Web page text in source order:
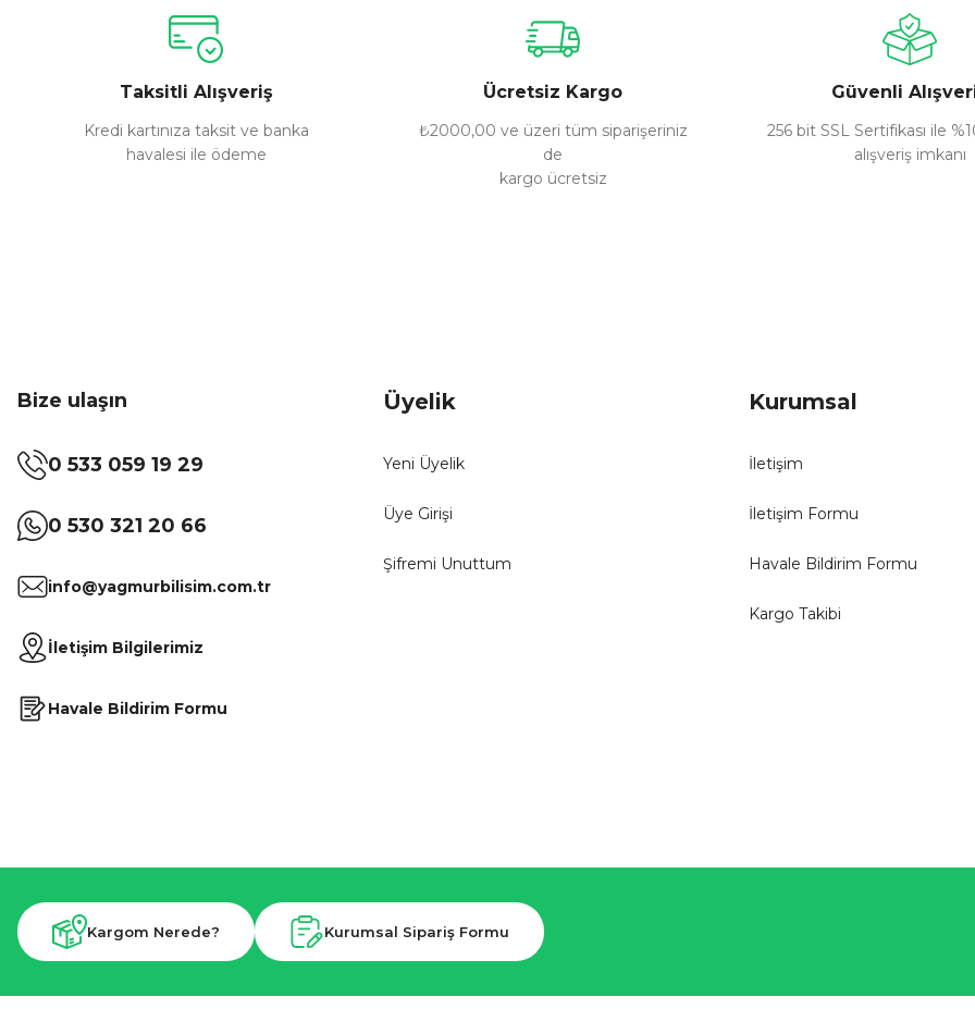
Ürün açıklamasında eksik bilgiler bulunuyor.
Ürün bilgilerinde hatalar bulunuyor.
Ürün fiyatı diğer sitelerden daha pahalı.
Bu ürüne benzer farklı alternatifler olmalı.
Taksitli Alışveriş
Kredi kartınıza taksit ve banka
havalesi ile ödeme
Ücretsiz Kargo
₺2000,00 ve üzeri tüm siparişeriniz
de
kargo ücretsiz
Güvenli
256 bit SSL Sertifikası ile
alışveriş imkanı
Bize ulaşın
0 533 059 19 29
0 530 321 20 66
info@yagmurbilisim.com.tr
İletişim Bilgilerimiz
Havale Bildirim Formu
Üyelik
Yeni Üyelik
Üye Girişi
Şifremi Unuttum
Kurumsal
İletişim
İletişim Formu
Havale Bildirim Formu
Kargo Takibi
Kargom Nerede? Kurumsal Sipariş Formu